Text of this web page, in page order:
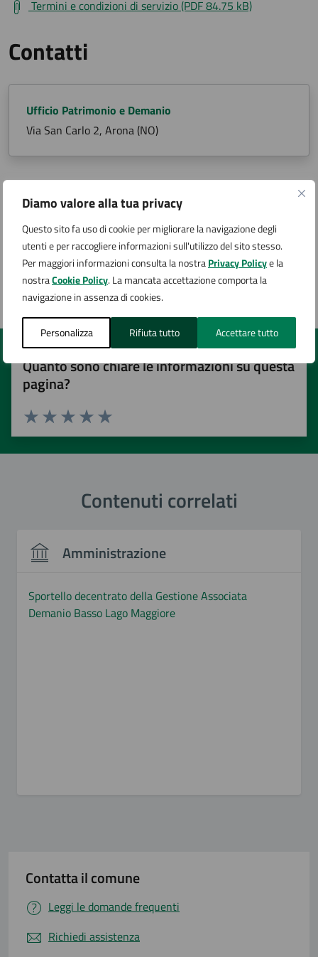
Diamo valore alla tua privacy
Questo sito fa uso di cookie per migliorare la navigazione degli
utenti e per raccogliere informazioni sull'utilizzo del sito stesso.
Per maggiori informazioni consulta la nostraPrivacy Policye la
nostraCookie Policy. La mancata accettazione comporta la
navigazione in assenza di cookies.
Personalizza Rifiuta tutto Accettare tutto
Termini e condizioni di servizio (PDF 84.75 kB)
Contatti
Ufficio Patrimonio e Demanio
Via San Carlo 2, Arona (NO)
Argomenti:
Acqua
Pagina aggiornata il 29/01/2025
Quanto sono chiare le informazioni su questa
pagina?
Valuta 5 stelle su 5
Valuta 4 stelle su 5
Valuta 3 stelle su 5
Valuta 2 stelle su 5
Valuta 1 stelle su 5
Contenuti correlati
Amministrazione
Sportello decentrato della Gestione Associata
Demanio Basso Lago Maggiore
Contatta il comune
Leggi le domande frequenti
Richiedi assistenza